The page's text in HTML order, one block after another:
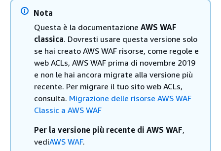
Nota
Questa è la documentazione AWS WAF
classica. Dovresti usare questa versione solo
se hai creato AWS WAF risorse, come regole e
web ACLs, AWS WAF prima di novembre 2019
e non le hai ancora migrate alla versione più
recente. Per migrare il tuo sito web ACLs,
consulta. Migrazione delle risorse AWS WAF
Classic a AWS WAF
Per la versione più recente di AWS WAF,
vediAWS WAF.